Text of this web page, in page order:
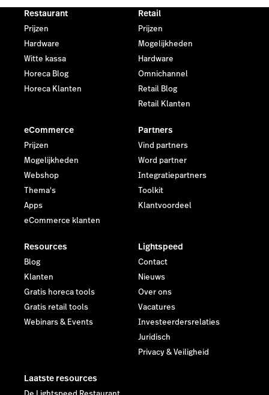
Restaurant
Prijzen
Hardware
Witte kassa
Horeca Blog
Horeca Klanten
Retail
Prijzen
Mogelijkheden
Hardware
Omnichannel
Retail Blog
Retail Klanten
eCommerce
Prijzen
Mogelijkheden
Webshop
Thema's
Apps
eCommerce klanten
Partners
Vind partners
Word partner
Integratiepartners
Toolkit
Klantvoordeel
Resources
Blog
Klanten
Gratis horeca tools
Gratis retail tools
Webinars & Events
Lightspeed
Contact
Nieuws
Over ons
Vacatures
Investeerdersrelaties
Juridisch
Privacy & Veiligheid
Laatste resources